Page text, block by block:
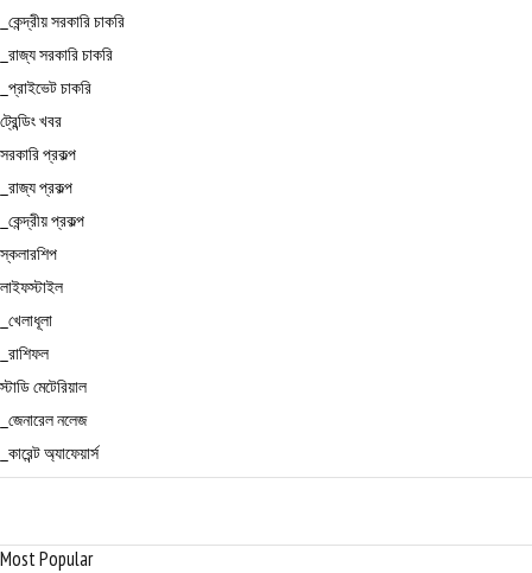
_কেন্দ্রীয় সরকারি চাকরি
_রাজ্য সরকারি চাকরি
_প্রাইভেট চাকরি
ট্রেন্ডিং খবর
সরকারি প্রকল্প
_রাজ্য প্রকল্প
_কেন্দ্রীয় প্রকল্প
স্কলারশিপ
লাইফস্টাইল
_খেলাধূলা
_রাশিফল
স্টাডি মেটেরিয়াল
_জেনারেল নলেজ
_কারেন্ট অ্যাফেয়ার্স
Most Popular